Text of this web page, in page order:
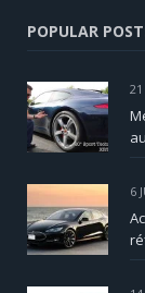
POPULAR
6